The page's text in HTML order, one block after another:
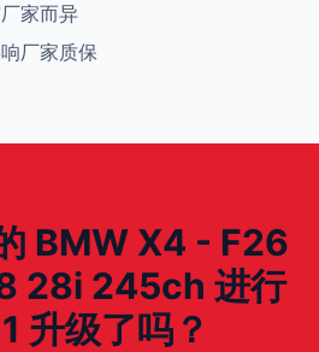
家而异
厂家质保
BMW X4 - F26
28i 245ch 进行
升级了吗？